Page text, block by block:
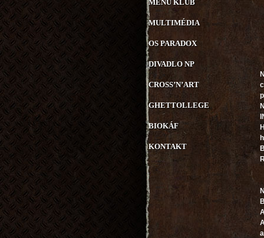
MENU KLUB
MULTIMÉDIA
OS PARADOX
DIVADLO NP
CROSS’N’ART
GHETTOLLEGE
BIOKÁF
KONTAKT